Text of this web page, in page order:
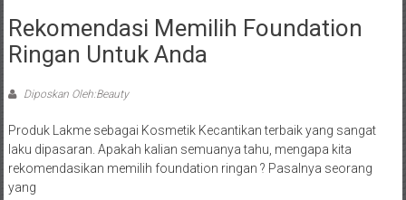
Rekomendasi Memilih Foundation
Ringan Untuk Anda
Diposkan Oleh:Beauty
Produk Lakme sebagai Kosmetik Kecantikan terbaik yang sangat
laku dipasaran. Apakah kalian semuanya tahu, mengapa kita
rekomendasikan memilih foundation ringan ? Pasalnya seorang
yang